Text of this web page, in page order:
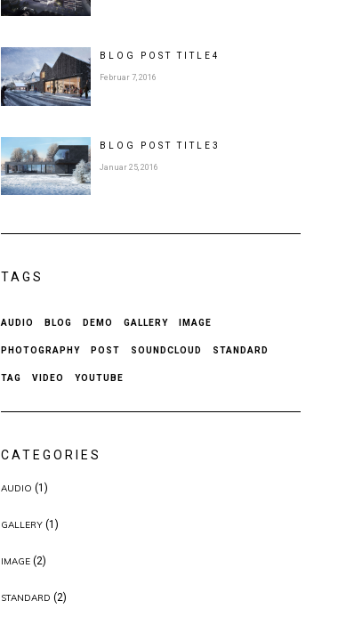
BLOG POSTTITLE4
Februar 7, 2016
BLOG POSTTITLE3
Januar 25, 2016
TAGS
AUDIO BLOG DEMO GALLERY IMAGE
PHOTOGRAPHY POST SOUNDCLOUD STANDARD
TAG VIDEO YOUTUBE
CATEGORIES
AUDIO (1)
GALLERY(1)
IMAGE(2)
STANDARD (2)